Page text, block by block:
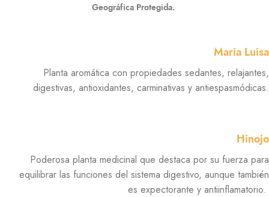
Geográfica Protegida.
Maria Luisa
Planta aromática con propiedades sedantes, relajantes,
digestivas, antioxidantes, carminativas y antiespasmódicas.
Hinojo
Poderosa planta medicinal que destaca por su fuerza para
equilibrar las funciones del sistema digestivo, aunque también
es expectorante y antiinflamatorio.